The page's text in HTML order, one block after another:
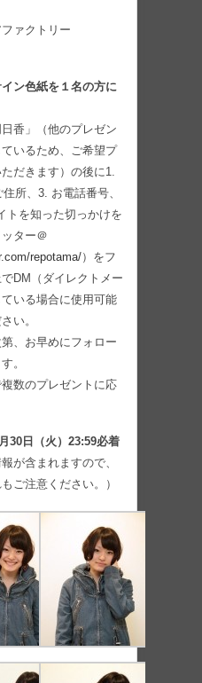
ァクトリー
ン色紙を１名の方に
香」（他のプレゼン
いるため、ご希望プ
だきます）の後に1.
所、3. お電話番号、
トを知った切っかけを
ッター＠
repotama/）をフ
DM（ダイレクトメー
いる場合に使用可能
い。
、お早めにフォロー
。
数のプレゼントに応
30日（火）23:59必着
が含まれますので、
ご注意ください。）